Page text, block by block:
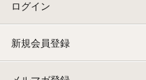
ログイン
新規会員登録